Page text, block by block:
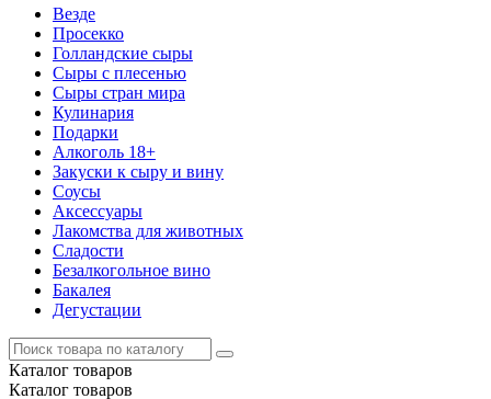
Везде
Просекко
Голландские сыры
Сыры с плесенью
Сыры стран мира
Кулинария
Подарки
Алкоголь 18+
Закуски к сыру и вину
Соусы
Аксессуары
Лакомства для животных
Сладости
Безалкогольное вино
Бакалея
Дегустации
Каталог товаров
Каталог товаров